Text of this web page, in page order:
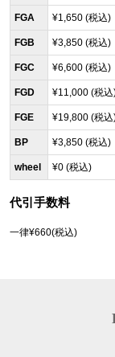
FGA ¥1,650 (税込)
FGB ¥3,850 (税込)
FGC ¥6,600 (税込)
FGD ¥11,000 (税込
FGE ¥19,800 (税込
BP ¥3,850 (税込)
wheel ¥0 (税込)
代引手数料
一律¥660(税込)